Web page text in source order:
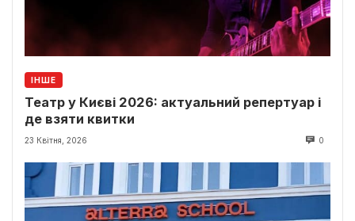
ІНШЕ
Театр у Києві 2026: актуальний репертуар і
де взяти квитки
23 Квітня, 2026 0